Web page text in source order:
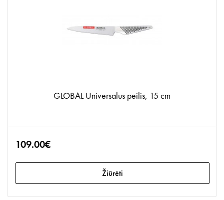
GLOBAL Universalus peilis, 15 cm
109.00€
Žiūrėti